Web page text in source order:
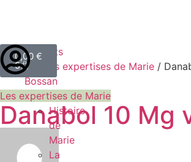
Produits
Marie
Bossan
Histoire
de
Marie
La
0,00 €
0
Accueil Les expertises de Marie /
Les expertises de Marie
Danabol 10